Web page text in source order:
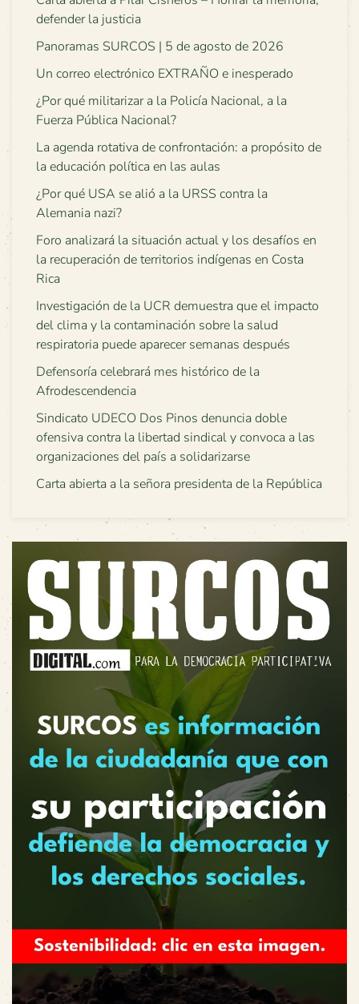
defender la justicia
Panoramas SURCOS | 5 de agosto de 2026
Un correo electrónico EXTRAÑO e inesperado
¿Por qué militarizar a la Policía Nacional, a la
Fuerza Pública Nacional?
La agenda rotativa de confrontación: a propósito de
la educación política en las aulas
¿Por qué USA se alió a la URSS contra la
Alemania nazi?
Foro analizará la situación actual y los desafíos en
la recuperación de territorios indígenas en Costa
Rica
Investigación de la UCR demuestra que el impacto
del clima y la contaminación sobre la salud
respiratoria puede aparecer semanas después
Defensoría celebrará mes histórico de la
Afrodescendencia
Sindicato UDECO Dos Pinos denuncia doble
ofensiva contra la libertad sindical y convoca a las
organizaciones del país a solidarizarse
Carta abierta a la señora presidenta de la República